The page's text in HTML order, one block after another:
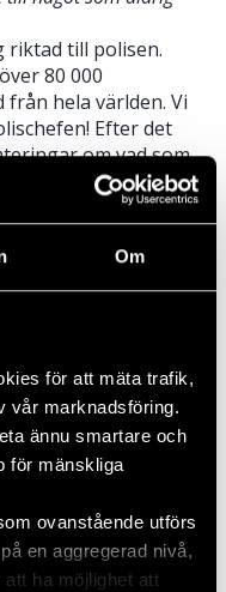
Om
för att mäta trafik,
vår marknadsföring.
ännu smartare och
för mänskliga
ovanstående utförs
en aggregerad nivå,
ha möjlighet att
riktad till polisen.
80 000
hela världen. Vi
Efter det
om vad som
har hänt förut. Då
kan göra
kvinnor samman
resultat, då är det
kämpa.
de små segrarna.
hopplösa.
en liten seger.
till så vill du
som den första. Och
fira en stor